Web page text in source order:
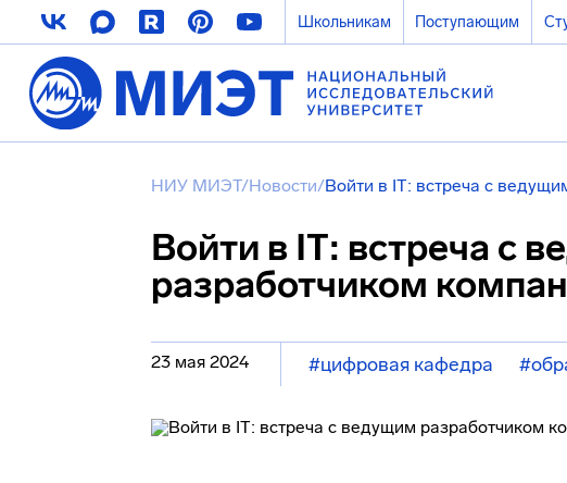
Школьникам Поступающим
НИУ МИЭТ/Новости/Войти в IT: встреча с
Войти в IT: встреча с
разработчиком
23 мая 2024 #цифровая кафедра